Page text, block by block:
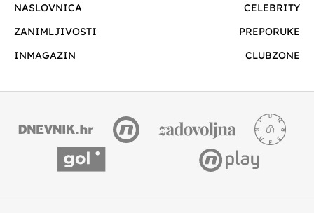
NASLOVNICA
CELEBRITY
ZANIMLJIVOSTI
PREPORUKE
INMAGAZIN
CLUBZONE